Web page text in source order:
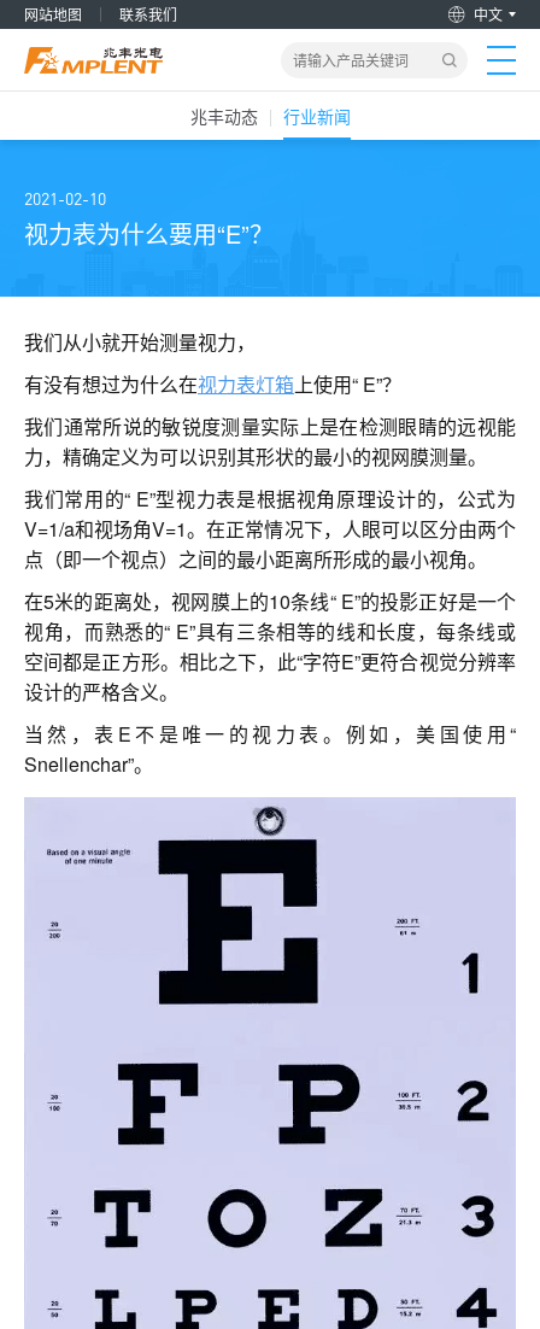
网站地图 联系我们 中文
产品&解决方案
关于我们
服务支持
联系我们
兆丰动态 行业新闻
2021-02-10
视力表为什么要用“E”？
我们从小就开始测量视力，
有没有想过为什么在视力表灯箱上使用“ E”？
我们通常所说的敏锐度测量实际上是在检测眼睛的远视能
力，精确定义为可以识别其形状的最小的视网膜测量。
我们常用的“ E”型视力表是根据视角原理设计的，公式为
V=1/a和视场角V=1。在正常情况下，人眼可以区分由两个
点（即一个视点）之间的最小距离所形成的最小视角。
在5米的距离处，视网膜上的10条线“ E”的投影正好是一个
视角，而熟悉的“ E”具有三条相等的线和长度，每条线或
空间都是正方形。相比之下，此“字符E”更符合视觉分辨率
设计的严格含义。
当然，表E不是唯一的视力表。例如，美国使用“
Snellenchar”。